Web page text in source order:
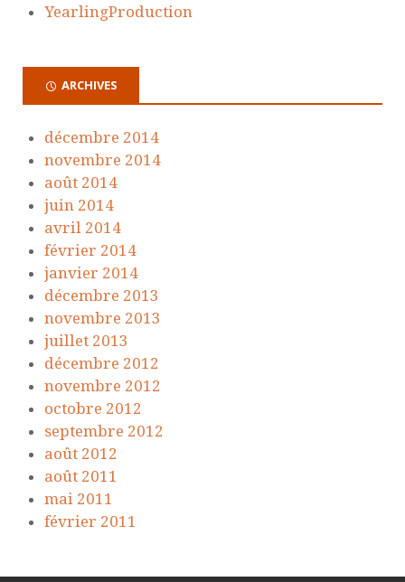
YearlingProduction
ARCHIVES
décembre 2014
novembre 2014
août 2014
juin 2014
avril 2014
février 2014
janvier 2014
décembre 2013
novembre 2013
juillet 2013
décembre 2012
novembre 2012
octobre 2012
septembre 2012
août 2012
août 2011
mai 2011
février 2011